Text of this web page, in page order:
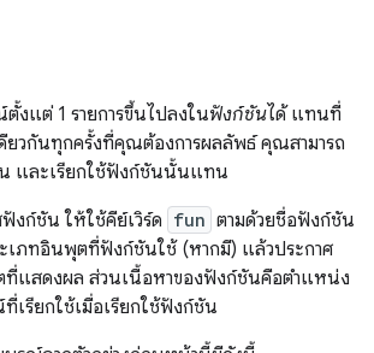
แต่ 1 รายการขึ้นไปลงในฟังก์ชันได้ แทนที่
ยวกันทุกครั้งที่คุณต้องการผลลัพธ์ คุณสามารถ
และเรียกใช้ฟังก์ชันนั้นแทน
งก์ชัน ให้ใช้คีย์เวิร์ด fun ตามด้วยชื่อฟังก์ชัน
เภทอินพุตที่ฟังก์ชันใช้ (หากมี) แล้วประกาศ
ที่แสดงผล ส่วนเนื้อหาของฟังก์ชันคือตำแหน่ง
รียกใช้เมื่อเรียกใช้ฟังก์ชัน